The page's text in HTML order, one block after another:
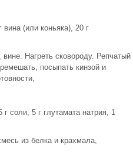
вина (или коньяка), 20 г
Нагреть сковороду. Репчатый
посыпать кинзой и
соли, 5 г глутамата натрия, 1
из белка и крахмала,